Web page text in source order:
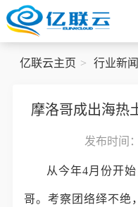
亿联云主页 行业新闻
摩洛哥成出海热
发布时间
从今年4月份开
哥。考察团络绎不绝